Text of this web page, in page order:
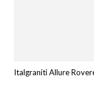
Italgraniti Allure